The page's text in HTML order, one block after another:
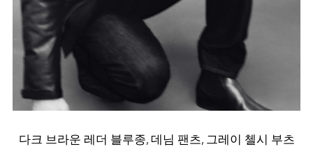
다크 브라운 레더 블루종, 데님 팬츠, 그레이 첼시 부츠